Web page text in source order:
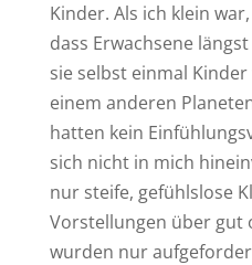
Kinder. Als ich klein
dass Erwachsene
sie selbst einmal
einem anderen
hatten kein
sich nicht in mich
nur steife, gefühlslose
Vorstellungen über gut
wurden nur